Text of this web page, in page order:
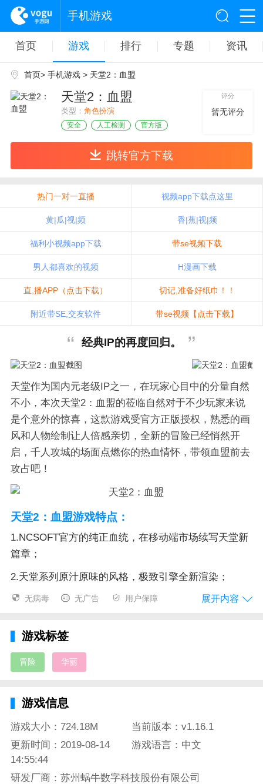
手机游戏
首页 游戏 排行 专题 资讯
首页> 手机游戏> 天堂2：血盟
天堂2：血盟
类型： 角色扮演
安全 人工检测 官方版
评分
暂无评分
跳转官方下载
热门一对一直播 视频app下载点这里
黄|瓜|视|频 香|蕉|视|频
福利小视频app下载 带se视频下载
男人都喜欢的视频 H漫画下载
直,播APP（点击下载） 切记,准备好纸巾！！
附近带SE,交友软件 带se视频【点击下载】
经典IP的再度回归。
天堂作为国内元老级IP之一，在玩家心目中的分量自然
不小，本次天堂2：血盟的莅临自然对于不少玩家来说
是个意外的惊喜，这款游戏受官方正版授权，熟悉的画
风和人物绘制让人倍感亲切，全新的冒险已经悄然开
启，千人攻城的场面点燃你的热血情怀，带领血盟前去
攻占吧！
天堂2：血盟游戏特点：
1.NCSOFT官方的纯正血统，在移动端市场续写天堂新
篇章；
2.天堂系列原汁原味的风格，极致引擎全新渲染；
3.全新冒险悄然开启，新的Boss等你来战；
一提到天堂IP，昔日的回忆便汹涌而来，虽然时代和技
次天堂2：血盟的变革不单单只是画质上的升级，全新
里，你大可以自由PK百无禁忌，享受在华丽技能所编
无病毒 无广告 用户保障 展开内容
游戏标签
冒险 华丽
游戏信息
游戏大小：724.18M
当前版本：v1.16.1
更新时间：2019-08-14
14:55:44
游戏语言：中文
研发厂商：苏州蜗牛数字科技股份有限公司